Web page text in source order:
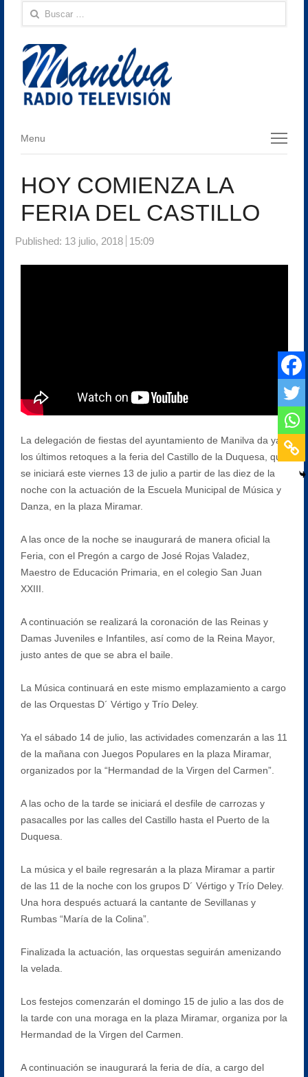
Buscar:
Menu
Menu
HOY COMIENZA LA
FERIA DEL CASTILLO
Published: 13 julio, 2018 15:09
La delegación de fiestas del ayuntamiento de Manilva da ya
los últimos retoques a la feria del Castillo de la Duquesa, que
se iniciará este viernes 13 de julio a partir de las diez de la
noche con la actuación de la Escuela Municipal de Música y
Danza, en la plaza Miramar.
A las once de la noche se inaugurará de manera oficial la
Feria, con el Pregón a cargo de José Rojas Valadez,
Maestro de Educación Primaria, en el colegio San Juan
XXIII.
A continuación se realizará la coronación de las Reinas y
Damas Juveniles e Infantiles, así como de la Reina Mayor,
justo antes de que se abra el baile.
La Música continuará en este mismo emplazamiento a cargo
de las Orquestas D´ Vértigo y Trío Deley.
Ya el sábado 14 de julio, las actividades comenzarán a las 11
de la mañana con Juegos Populares en la plaza Miramar,
organizados por la “Hermandad de la Virgen del Carmen”.
A las ocho de la tarde se iniciará el desfile de carrozas y
pasacalles por las calles del Castillo hasta el Puerto de la
Duquesa.
La música y el baile regresarán a la plaza Miramar a partir
de las 11 de la noche con los grupos D´ Vértigo y Trío Deley.
Una hora después actuará la cantante de Sevillanas y
Rumbas “María de la Colina”.
Finalizada la actuación, las orquestas seguirán amenizando
la velada.
Los festejos comenzarán el domingo 15 de julio a las dos de
la tarde con una moraga en la plaza Miramar, organiza por la
Hermandad de la Virgen del Carmen.
A continuación se inaugurará la feria de día, a cargo del